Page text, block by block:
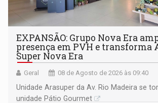
EXPANSÃO: Grupo Nova Era
presença em PVH e transforma
Super Nova Era
Geral 08 de Agosto de 2026 às 09:40
Unidade Arasuper da Av. Rio Madeira se
unidade Pátio Gourmet